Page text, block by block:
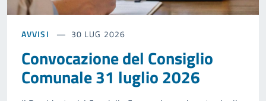
AVVISI 30 LUG 2026
Convocazione del Consiglio
Comunale 31 luglio 2026